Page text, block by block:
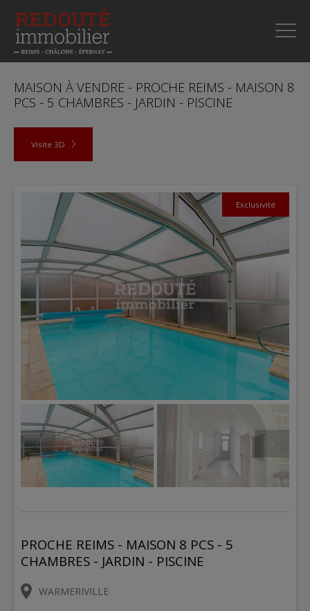
MAISON À VENDRE - PROCHE REIMS - MAISON 8
PCS - 5 CHAMBRES - JARDIN - PISCINE
Visite 3D
Exclusivité
PROCHE REIMS - MAISON 8 PCS - 5
CHAMBRES - JARDIN - PISCINE
WARMERIVILLE